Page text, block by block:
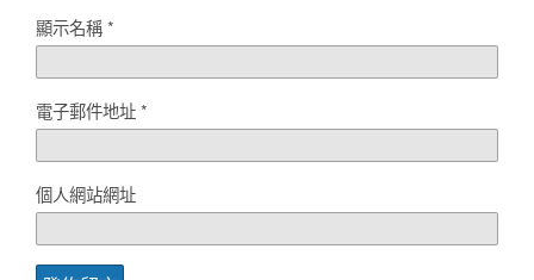
顯示名稱*
電子郵件地址*
個人網站網址